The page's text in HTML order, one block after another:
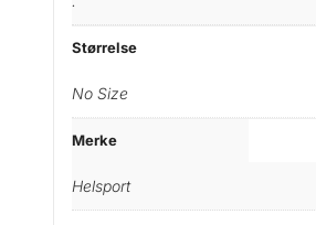
Størrelse
No Size
Merke
Helsport